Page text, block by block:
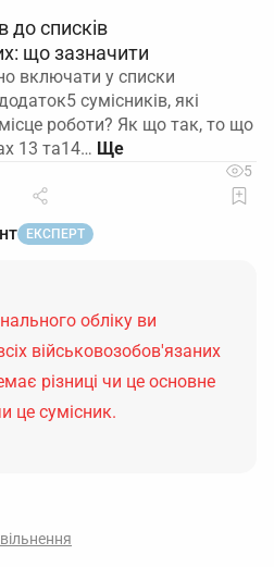
до списків
що зазначити
включати у списки
сумісників, які
роботи? Як що так, то що
13 та14…
5
ЕКСПЕРТ
обліку ви
військовозобов'язаних
різниці чи це основне
це сумісник.